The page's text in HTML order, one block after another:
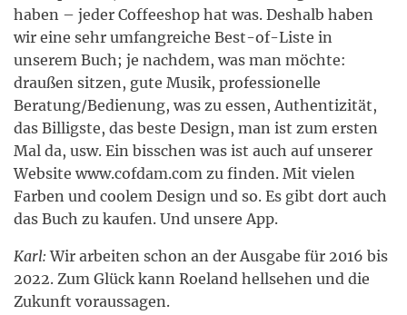
haben – jeder Coffeeshop hat was. Deshalb haben
wir eine sehr umfangreiche Best-of-Liste in
unserem Buch; je nachdem, was man möchte:
draußen sitzen, gute Musik, professionelle
Beratung/Bedienung, was zu essen, Authentizität,
das Billigste, das beste Design, man ist zum ersten
Mal da, usw. Ein bisschen was ist auch auf unserer
Website www.cofdam.com zu finden. Mit vielen
Farben und coolem Design und so. Es gibt dort auch
das Buch zu kaufen. Und unsere App.
Karl: Wir arbeiten schon an der Ausgabe für 2016 bis
2022. Zum Glück kann Roeland hellsehen und die
Zukunft voraussagen.